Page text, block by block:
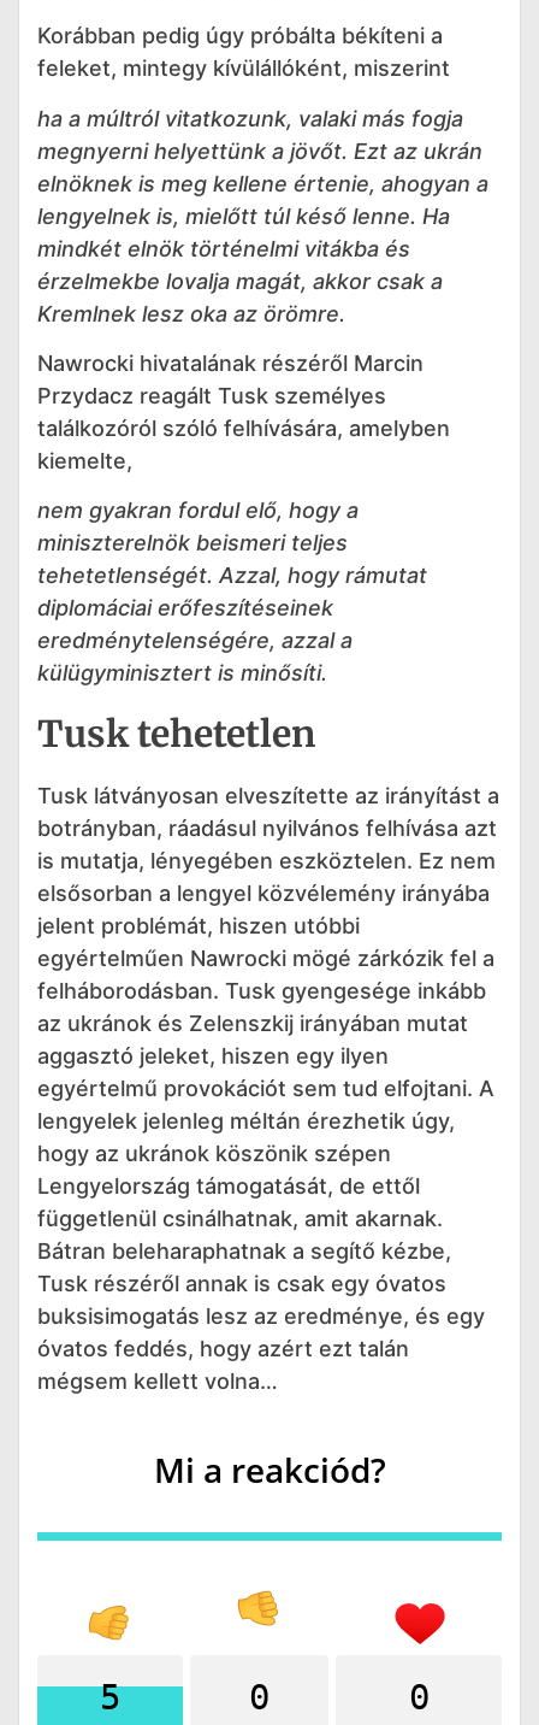
Korábban pedig úgy próbálta békíteni a
feleket, mintegy kívülállóként, miszerint
ha a múltról vitatkozunk, valaki más fogja
megnyerni helyettünk a jövőt. Ezt az ukrán
elnöknek is meg kellene értenie, ahogyan a
lengyelnek is, mielőtt túl késő lenne. Ha
mindkét elnök történelmi vitákba és
érzelmekbe lovalja magát, akkor csak a
Kremlnek lesz oka az örömre.
Nawrocki hivatalának részéről Marcin
Przydacz reagált Tusk személyes
találkozóról szóló felhívására, amelyben
kiemelte,
nem gyakran fordul elő, hogy a
miniszterelnök beismeri teljes
tehetetlenségét. Azzal, hogy rámutat
diplomáciai erőfeszítéseinek
eredménytelenségére, azzal a
külügyminisztert is minősíti.
Tusk tehetetlen
Tusk látványosan elveszítette az irányítást a
botrányban, ráadásul nyilvános felhívása azt
is mutatja, lényegében eszköztelen. Ez nem
elsősorban a lengyel közvélemény irányába
jelent problémát, hiszen utóbbi
egyértelműen Nawrocki mögé zárkózik fel a
felháborodásban. Tusk gyengesége inkább
az ukránok és Zelenszkij irányában mutat
aggasztó jeleket, hiszen egy ilyen
egyértelmű provokációt sem tud elfojtani. A
lengyelek jelenleg méltán érezhetik úgy,
hogy az ukránok köszönik szépen
Lengyelország támogatását, de ettől
függetlenül csinálhatnak, amit akarnak.
Bátran beleharaphatnak a segítő kézbe,
Tusk részéről annak is csak egy óvatos
buksisimogatás lesz az eredménye, és egy
óvatos feddés, hogy azért ezt talán
mégsem kellett volna…
Mi a reakciód?
5 0 0